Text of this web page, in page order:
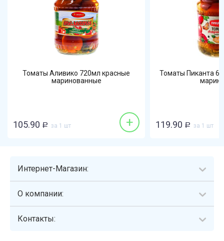
Томаты Аливико 720мл красные
маринованные
105.90 Р за 1 шт +
Томаты Пиканта
119.90 Р за 1 шт
Интернет-Магазин:
О компании:
Контакты: